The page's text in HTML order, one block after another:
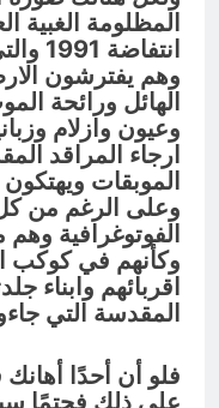
المظلومة الغبية
وهم يفترشون
الهائل ورائحة
وعيون وازلام
ارجاء المراقد
الموبقات ويهتكون
وعلى الرغم من
الفوتوغرافية
وكأنهم في كوكب
اقربائهم وابناء
المقدسة التي
فلو أن أحدًا
على ذلك فحتمًا